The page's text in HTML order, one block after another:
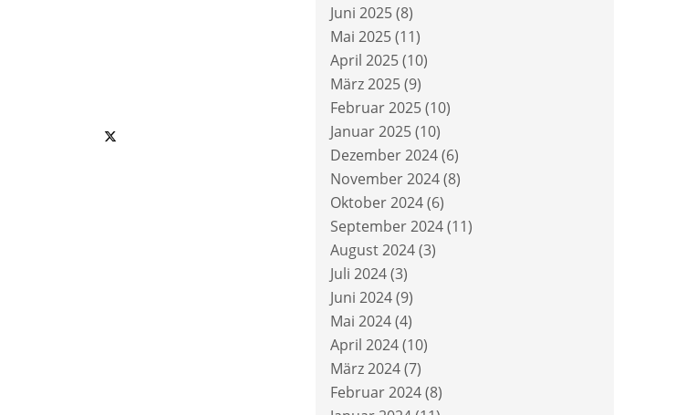
Juni 2025(8)
Mai 2025(11)
April 2025(10)
März 2025(9)
Februar 2025(10)
Januar 2025(10)
Dezember 2024(6)
November 2024(8)
Oktober 2024(6)
September 2024(11)
August 2024(3)
Juli 2024(3)
Juni 2024(9)
Mai 2024(4)
April 2024(10)
März 2024(7)
Februar 2024(8)